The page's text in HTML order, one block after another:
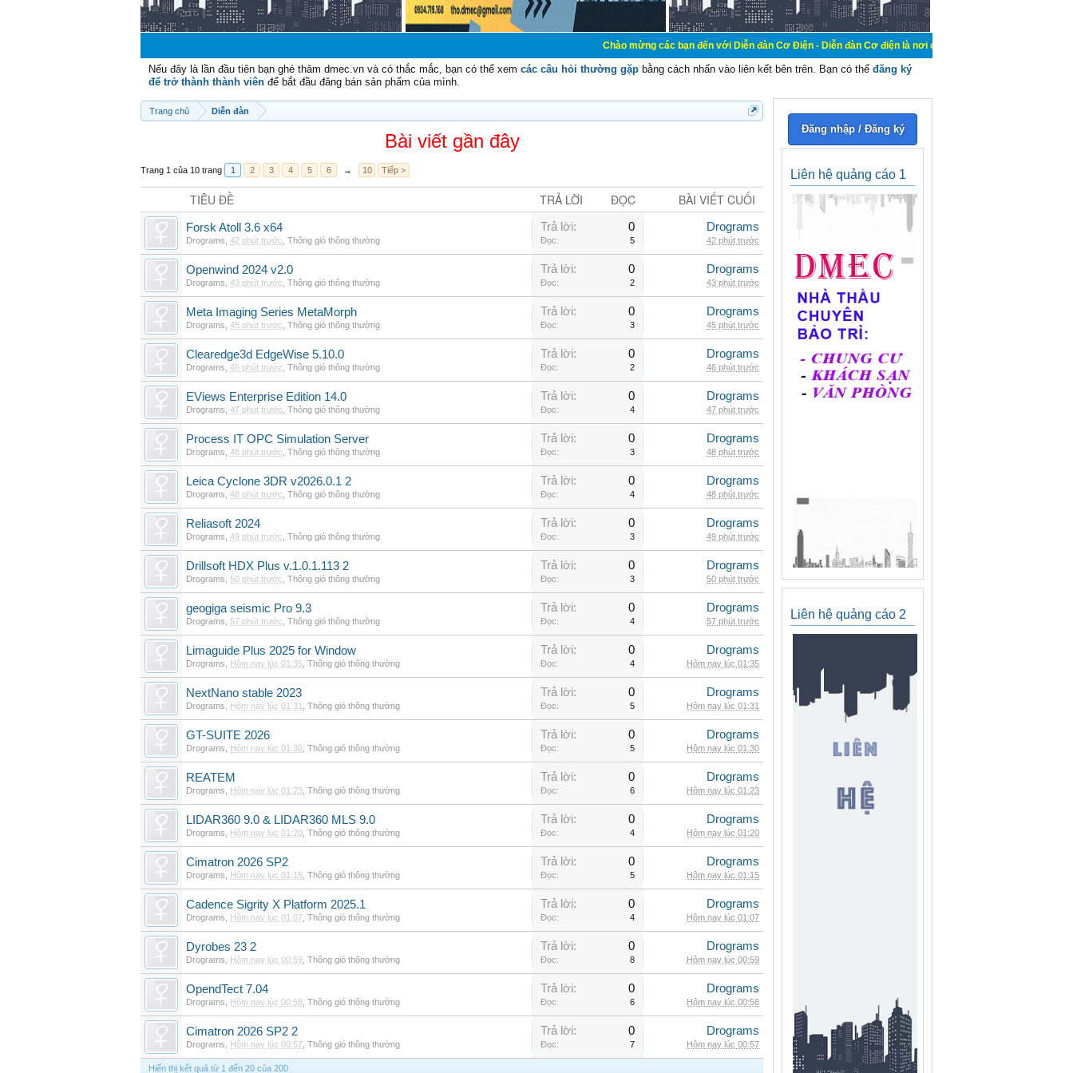
Chào mừng các bạn đến với Diễn đàn Cơ Điện - Diễn đàn Cơ điện là nơi chia sẽ kiến thức kinh nghiệm trong
Nếu đây là lần đầu tiên bạn ghé thăm dmec.vn và có thắc mắc, bạn có thể xem các câu hỏi thường gặp bằng cách nhấn vào liên kết bên trên. Bạn có thể đăng ký
để trở thành thành viên để bắt đầu đăng bán sản phẩm của mình.
Trang chủ Diễn đàn
Bài viết gần đây
Trang 1 của 10 trang 1 2 3 4 5 6 → 10 Tiếp >
TIÊU ĐỀ TRẢ LỜI ĐỌC BÀI VIẾT CUỐI
Forsk Atoll 3.6 x64
Drograms 42 phút trước Thông gió thông thường
Trả lời: 0
Đọc: 5
Drograms
42 phút trước
Openwind 2024 v2.0
Drograms 43 phút trước Thông gió thông thường
Trả lời: 0
Đọc: 2
Drograms
43 phút trước
Meta Imaging Series MetaMorph
Drograms 45 phút trước Thông gió thông thường
Trả lời: 0
Đọc: 3
Drograms
45 phút trước
Clearedge3d EdgeWise 5.10.0
Drograms 46 phút trước Thông gió thông thường
Trả lời: 0
Đọc: 2
Drograms
46 phút trước
EViews Enterprise Edition 14.0
Drograms 47 phút trước Thông gió thông thường
Trả lời: 0
Đọc: 4
Drograms
47 phút trước
Process IT OPC Simulation Server
Drograms 48 phút trước Thông gió thông thường
Trả lời: 0
Đọc: 3
Drograms
48 phút trước
Leica Cyclone 3DR v2026.0.1 2
Drograms 48 phút trước Thông gió thông thường
Trả lời: 0
Đọc: 4
Drograms
48 phút trước
Reliasoft 2024
Drograms 49 phút trước Thông gió thông thường
Trả lời: 0
Đọc: 3
Drograms
49 phút trước
Drillsoft HDX Plus v.1.0.1.113 2
Drograms 50 phút trước Thông gió thông thường
Trả lời: 0
Đọc: 3
Drograms
50 phút trước
geogiga seismic Pro 9.3
Drograms 57 phút trước Thông gió thông thường
Trả lời: 0
Đọc: 4
Drograms
57 phút trước
Limaguide Plus 2025 for Window
Drograms Hôm nay lúc 01:35 Thông gió thông thường
Trả lời: 0
Đọc: 4
Drograms
Hôm nay lúc 01:35
NextNano stable 2023
Drograms Hôm nay lúc 01:31 Thông gió thông thường
Trả lời: 0
Đọc: 5
Drograms
Hôm nay lúc 01:31
GT-SUITE 2026
Drograms Hôm nay lúc 01:30 Thông gió thông thường
Trả lời: 0
Đọc: 5
Drograms
Hôm nay lúc 01:30
REATEM
Drograms Hôm nay lúc 01:23 Thông gió thông thường
Trả lời: 0
Đọc: 6
Drograms
Hôm nay lúc 01:23
LIDAR360 9.0 & LIDAR360 MLS 9.0
Drograms Hôm nay lúc 01:20 Thông gió thông thường
Trả lời: 0
Đọc: 4
Drograms
Hôm nay lúc 01:20
Cimatron 2026 SP2
Drograms Hôm nay lúc 01:15 Thông gió thông thường
Trả lời: 0
Đọc: 5
Drograms
Hôm nay lúc 01:15
Cadence Sigrity X Platform 2025.1
Drograms Hôm nay lúc 01:07 Thông gió thông thường
Trả lời: 0
Đọc: 4
Drograms
Hôm nay lúc 01:07
Dyrobes 23 2
Drograms Hôm nay lúc 00:59 Thông gió thông thường
Trả lời: 0
Đọc: 8
Drograms
Hôm nay lúc 00:59
OpendTect 7.04
Drograms Hôm nay lúc 00:58 Thông gió thông thường
Trả lời: 0
Đọc: 6
Drograms
Hôm nay lúc 00:58
Cimatron 2026 SP2 2
Drograms Hôm nay lúc 00:57 Thông gió thông thường
Trả lời: 0
Đọc: 7
Drograms
Hôm nay lúc 00:57
Hiển thị kết quả từ 1 đến 20 của 200
Đăng nhập / Đăng ký
Liên hệ quảng cáo 1
Liên hệ quảng cáo 2